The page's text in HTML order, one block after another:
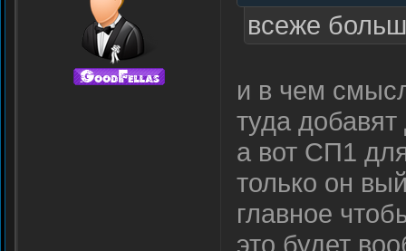
всеже
и в чем
туда
а вот СП1
только он
главное
это будет